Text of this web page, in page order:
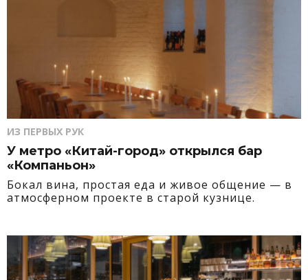
ИЗ ПЕРВЫХ РУК
У метро «Китай-город» открылся бар
«Компаньон»
Бокал вина, простая еда и живое общение — в
атмосферном проекте в старой кузнице.